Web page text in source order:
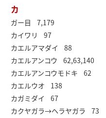
カ
ガー目 7,179
カイワリ 97
カエルアマダイ 88
カエルアンコウ 62,63,140
カエルアンコウモドキ 62
カエルウオ 138
カガミダイ 67
カクヤガラ→ヘラヤガラ 73